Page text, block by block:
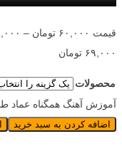
قیمت ۶۰,۰۰۰ تومان –
۶۹,۰۰۰ تومان
محصولات
آموزش آهنگ همگناه عماد
اضافه کردن به سبد خرید